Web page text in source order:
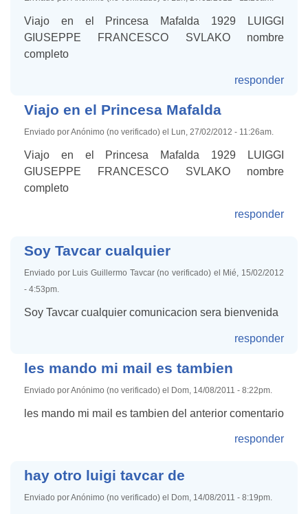
Viajo en el Princesa Mafalda 1929 LUIGGI
GIUSEPPE FRANCESCO SVLAKO nombre
completo
responder
Viajo en el Princesa Mafalda
Enviado por Anónimo (no verificado) el Lun, 27/02/2012 - 11:26am.
Viajo en el Princesa Mafalda 1929 LUIGGI
GIUSEPPE FRANCESCO SVLAKO nombre
completo
responder
Soy Tavcar cualquier
Enviado por Luis Guillermo Tavcar (no verificado) el Mié, 15/02/2012
- 4:53pm.
Soy Tavcar cualquier comunicacion sera bienvenida
responder
les mando mi mail es tambien
Enviado por Anónimo (no verificado) el Dom, 14/08/2011 - 8:22pm.
les mando mi mail es tambien del anterior comentario
responder
hay otro luigi tavcar de
Enviado por Anónimo (no verificado) el Dom, 14/08/2011 - 8:19pm.